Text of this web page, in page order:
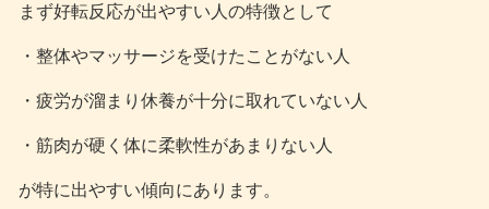
まず好転反応が出やすい人の特徴として
・整体やマッサージを受けたことがない人
・疲労が溜まり休養が十分に取れていない人
・筋肉が硬く体に柔軟性があまりない人
が特に出やすい傾向にあります。